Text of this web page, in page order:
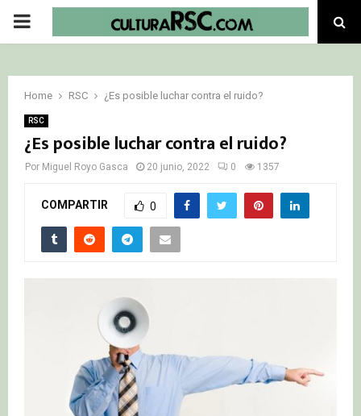
PRIMARY
Home RSC ¿Es posible luchar contra el ruido?
RSC
¿Es posible luchar contra el ruido?
Por Miguel Royo Gasca 20 junio, 2022 0 1357
COMPARTIR 0